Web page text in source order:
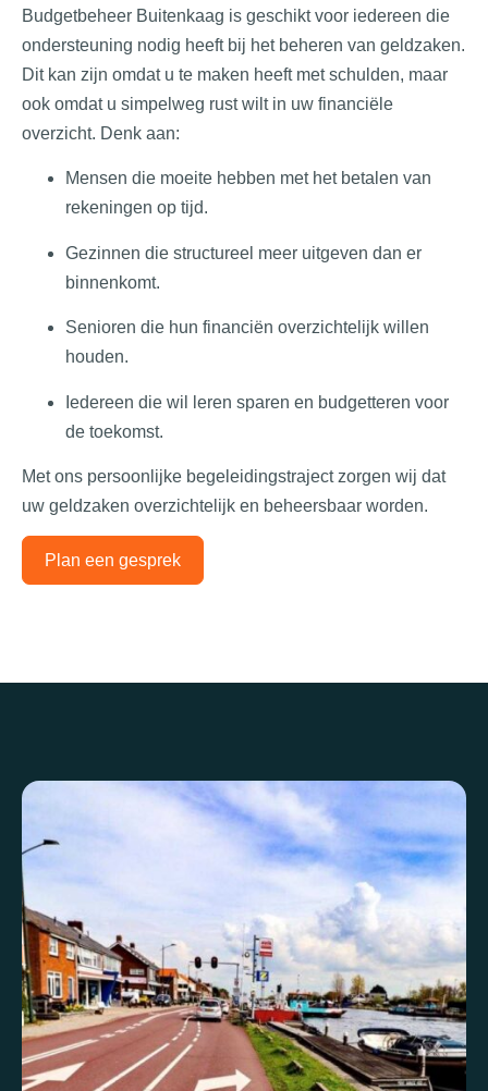
Budgetbeheer Buitenkaag is geschikt voor iedereen die
ondersteuning nodig heeft bij het beheren van geldzaken.
Dit kan zijn omdat u te maken heeft met schulden, maar
ook omdat u simpelweg rust wilt in uw financiële
overzicht. Denk aan:
Mensen die moeite hebben met het betalen van
rekeningen op tijd.
Gezinnen die structureel meer uitgeven dan er
binnenkomt.
Senioren die hun financiën overzichtelijk willen
houden.
Iedereen die wil leren sparen en budgetteren voor
de toekomst.
Met ons persoonlijke begeleidingstraject zorgen wij dat
uw geldzaken overzichtelijk en beheersbaar worden.
Plan een gesprek